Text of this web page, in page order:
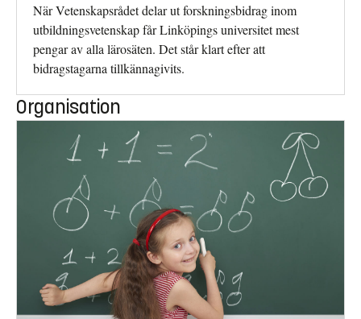
När Vetenskapsrådet delar ut forskningsbidrag inom
utbildningsvetenskap får Linköpings universitet mest
pengar av alla lärosäten. Det står klart efter att
bidragstagarna tillkännagivits.
Organisation